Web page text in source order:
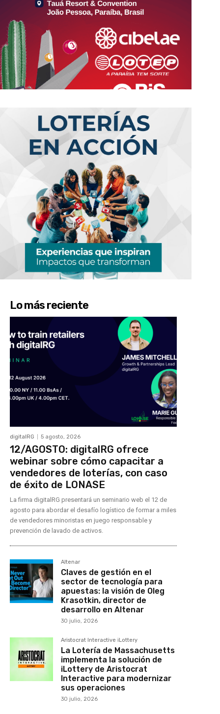
Lo más reciente
digitalRG 5 agosto, 2026
12/AGOSTO: digitalRG ofrece
webinar sobre cómo capacitar a
vendedores de loterías, con caso
de éxito de LONASE
La firma digitalRG presentará un seminario web el 12 de
agosto para abordar el desafío logístico de formar a miles
de vendedores minoristas en juego responsable y
prevención de lavado de activos.
Altenar
Claves de gestión en el
sector de tecnología para
apuestas: la visión de Oleg
Krasotkin, director de
desarrollo en Altenar
30 julio, 2026
Aristocrat Interactive iLottery
La Lotería de Massachusetts
implementa la solución de
iLottery de Aristocrat
Interactive para modernizar
sus operaciones
30 julio, 2026